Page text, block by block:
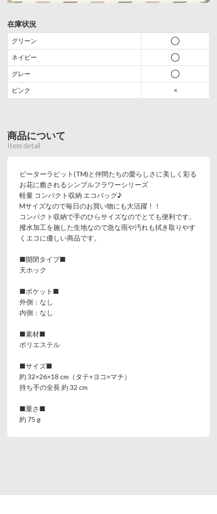
在庫状況
グリーン ◯
ネイビー ◯
グレー ◯
ピンク ×
商品について
Item detail
ピーターラビット(TM)と仲間たちの愛らしさに美しく彩る
お花に癒されるシンプルフラワーシリーズ
軽量 コンパクト収納 エコバッグ♪
Mサイズなので毎日のお買い物にも大活躍！！
コンパクト収納で手のひらサイズなのでとても便利です。
撥水加工を施した生地なので急な雨や汚れも拭き取りやす
くエコに優しい商品です。
■開閉タイプ■
天ホック
■ポケット■
外側：なし
内側：なし
■素材■
ポリエステル
■サイズ■
約 32×26×18 cm（タテ×ヨコ×マチ）
持ち手の全長 約 32 cm
■重さ■
約 75 g